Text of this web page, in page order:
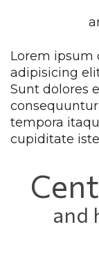
Lorem ipsum
adipisicing
Sunt dolores
tempora
cupiditate
and